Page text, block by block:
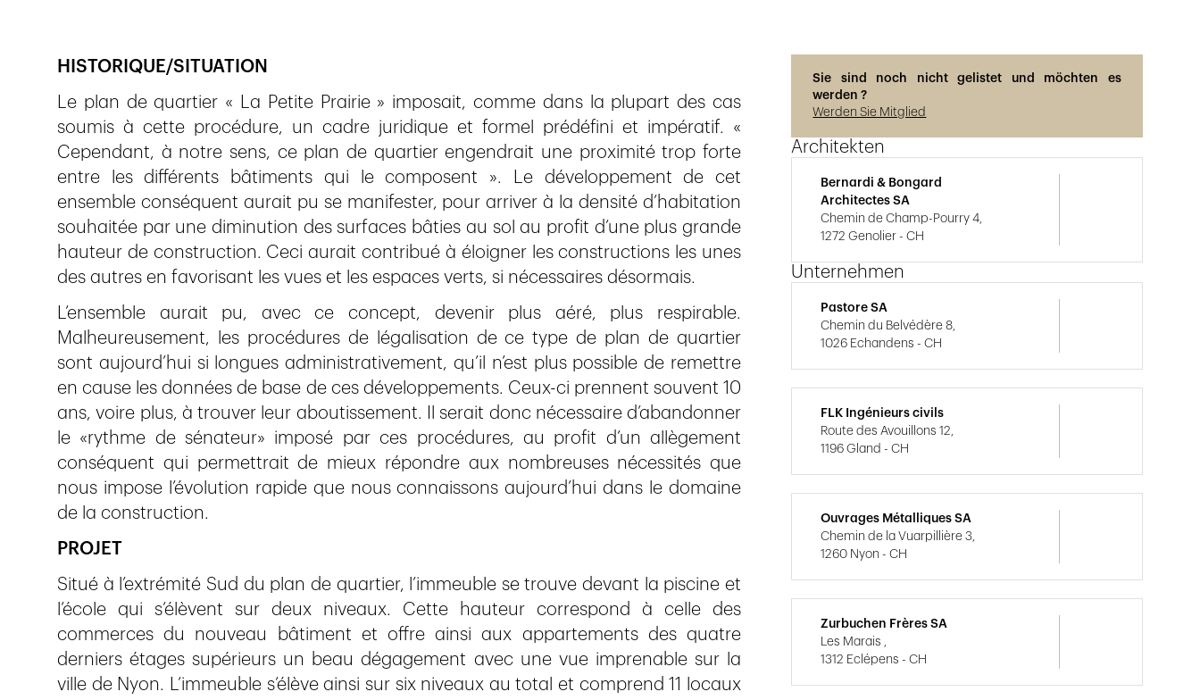
HISTORIQUE/SITUATION
Le plan de quartier « La Petite Prairie » imposait, comme dans la plupart des cas
soumis à cette procédure, un cadre juridique et formel prédéfini et impératif. «
Cependant, à notre sens, ce plan de quartier engendrait une proximité trop forte
entre les différents bâtiments qui le composent ». Le développement de cet
ensemble conséquent aurait pu se manifester, pour arriver à la densité d’habitation
souhaitée par une diminution des surfaces bâties au sol au profit d’une plus grande
hauteur de construction. Ceci aurait contribué à éloigner les constructions les unes
des autres en favorisant les vues et les espaces verts, si nécessaires désormais.
L’ensemble aurait pu, avec ce concept, devenir plus aéré, plus respirable.
Malheureusement, les procédures de légalisation de ce type de plan de quartier
sont aujourd’hui si longues administrativement, qu’il n’est plus possible de remettre
en cause les données de base de ces développements. Ceux-ci prennent souvent 10
ans, voire plus, à trouver leur aboutissement. Il serait donc nécessaire d’abandonner
le «rythme de sénateur» imposé par ces procédures, au profit d’un allègement
conséquent qui permettrait de mieux répondre aux nombreuses nécessités que
nous impose l’évolution rapide que nous connaissons aujourd’hui dans le domaine
de la construction.
PROJET
Situé à l’extrémité Sud du plan de quartier, l’immeuble se trouve devant la piscine et
l’école qui s’élèvent sur deux niveaux. Cette hauteur correspond à celle des
commerces du nouveau bâtiment et offre ainsi aux appartements des quatre
derniers étages supérieurs un beau dégagement avec une vue imprenable sur la
ville de Nyon. L’immeuble s’élève ainsi sur six niveaux au total et comprend 11 locaux
Sie sind noch nicht gelistet und möchten es
werden ?
Werden Sie Mitglied
Architekten
Bernardi & Bongard
Architectes SA
Chemin de Champ-Pourry 4,
1272 Genolier - CH
Unternehmen
Pastore SA
Chemin du Belvédère 8,
1026 Echandens - CH
FLK Ingénieurs civils
Route des Avouillons 12,
1196 Gland - CH
Ouvrages Métalliques SA
Chemin de la Vuarpillière 3,
1260 Nyon - CH
Zurbuchen Frères SA
Les Marais ,
1312 Eclépens - CH